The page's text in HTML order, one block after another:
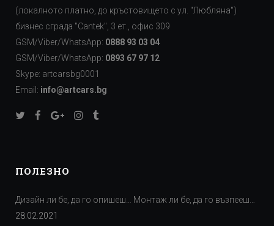
(локалното платно, до кръстовището с ул. "Любляна")
бизнес сграда "Cаntek", 3 ет., офис 309
GSM/Viber/WhatsApp: 0888 93 03 04
GSM/Viber/WhatsApp: 0893 67 97 12
Skype: artcarsbg0001
Email: info@artcars.bg
ПОЛЕЗНО
Дизайн ли бе, да го опишеш… Монтаж ли бе, да го възпееш…
28.02.2021